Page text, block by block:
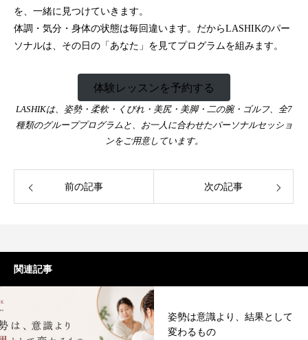
を、一緒に見つけていきます。
体調・気分・身体の状態は毎回違います。だからLASHIKのパー
ソナルは、その日の「あなた」を見てプログラムを組みます。
体験レッスンを予約する
LASHIKは、姿勢・柔軟・くびれ・美尻・美脚・二の腕・ゴルフ、全7
種類のグループプログラムと、お一人に合わせたパーソナルセッショ
ンをご用意しています。
前の記事 次の記事
関連記事
姿勢は意識より、結果として
変わるもの